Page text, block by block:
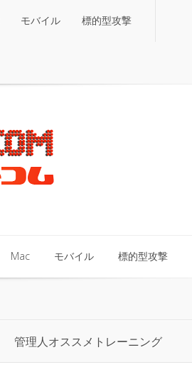
モバイル 標的型攻撃
Mac モバイル 標的型攻撃
管理人オススメトレーニング